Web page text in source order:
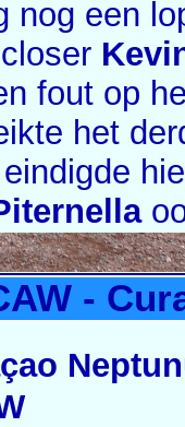
nog een
fout op
het
-